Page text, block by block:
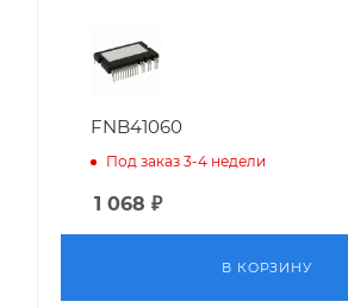
FNB41060
Под заказ 3-4 недели
1 068 ₽
В КОРЗИНУ